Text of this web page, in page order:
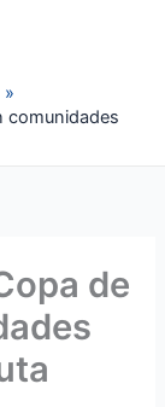
comunidades
de